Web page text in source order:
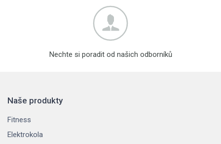
Nechte si poradit od našich odborníků
Naše produkty
Fitness
Elektrokola